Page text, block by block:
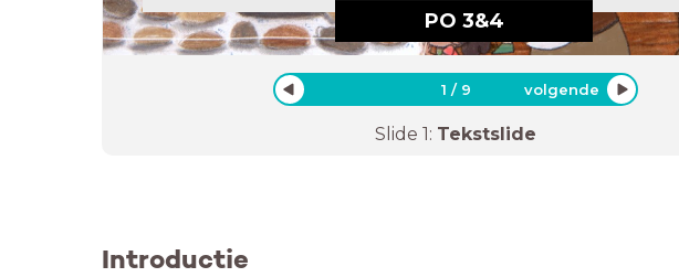
PO 3&4
1 / 9 volgende
Slide 1: Tekstslide
Introductie